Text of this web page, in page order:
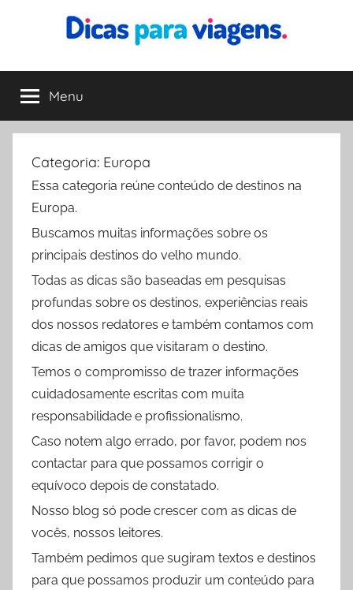
conteúdo
Dicas
para
Viagens
melhor
dica
para
Menu
Categoria: Europa
Essa categoria reúne conteúdo de destinos na
Europa.
Buscamos muitas informações sobre os
principais destinos do velho mundo.
Todas as dicas são baseadas em pesquisas
profundas sobre os destinos, experiências reais
dos nossos redatores e também contamos com
dicas de amigos que visitaram o destino.
Temos o compromisso de trazer informações
cuidadosamente escritas com muita
responsabilidade e profissionalismo.
Caso notem algo errado, por favor, podem nos
contactar para que possamos corrigir o
equívoco depois de constatado.
Nosso blog só pode crescer com as dicas de
vocês, nossos leitores.
Também pedimos que sugiram textos e destinos
para que possamos produzir um conteúdo para